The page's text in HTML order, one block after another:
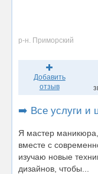
р-н. Приморский
Добавить
отзыв
➡️ Все услуги и
Я мастер маникюра,
вместе с
изучаю новые
дизайнов, чтобы...